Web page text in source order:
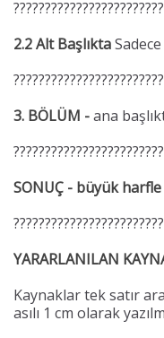
2.2 Alt Başlıkta
3. BÖLÜM -ana
SONUÇ - büyük
YARARLANILAN
Kaynaklar tek satır
asılı 1 cm olarak